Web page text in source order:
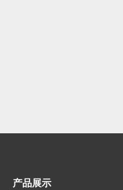
产品展示